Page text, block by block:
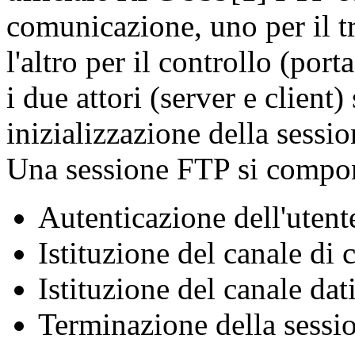
comunicazione, uno per il
l'altro per il controllo
i due attori (server e
inizializzazione della
Una sessione FTP si
Autenticazione
Istituzione del canale di
Istituzione del canale
Terminazione della